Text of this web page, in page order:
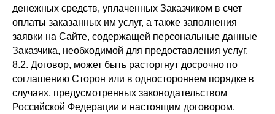
денежных средств, уплаченных Заказчиком в счет
оплаты заказанных им услуг, а также заполнения
заявки на Сайте, содержащей персональные данные
Заказчика, необходимой для предоставления услуг.
8.2. Договор, может быть расторгнут досрочно по
соглашению Сторон или в одностороннем порядке в
случаях, предусмотренных законодательством
Российской Федерации и настоящим договором.